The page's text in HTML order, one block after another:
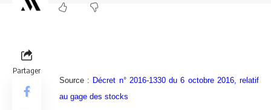
Partager
Source : Décret n° 2016-1330 du 6 octobre 2016, relatif
au gage des stocks